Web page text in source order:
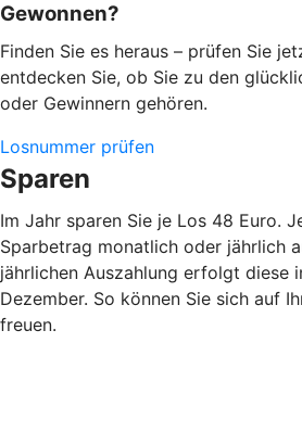
Gewonnen?
Finden Sie es heraus – prüfen Sie
entdecken Sie, ob Sie zu den
oder Gewinnern gehören.
Losnummer prüfen
Sparen
Im Jahr sparen Sie je Los 48 Euro.
Sparbetrag monatlich oder jährlich
jährlichen Auszahlung erfolgt diese
Dezember. So können Sie sich auf
freuen.